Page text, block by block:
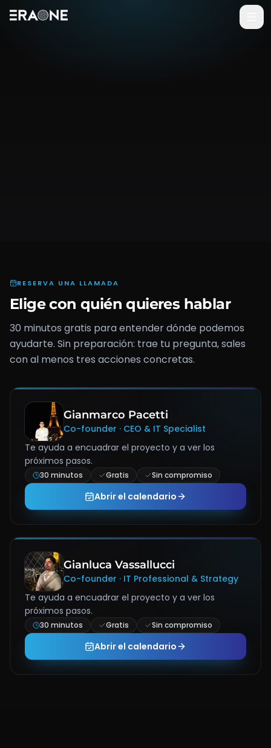
Vai al contenuto principale
RESERVA UNA LLAMADA
Elige con quién quieres hablar
30 minutos gratis para entender dónde podemos
ayudarte. Sin preparación: trae tu pregunta, sales
con al menos tres acciones concretas.
Gianmarco Pacetti
Co-founder · CEO & IT Specialist
Te ayuda a encuadrar el proyecto y a ver los
próximos pasos.
30 minutos Gratis Sin compromiso
Abrir el calendario
Gianluca Vassallucci
Co-founder · IT Professional & Strategy
Te ayuda a encuadrar el proyecto y a ver los
próximos pasos.
30 minutos Gratis Sin compromiso
Abrir el calendario